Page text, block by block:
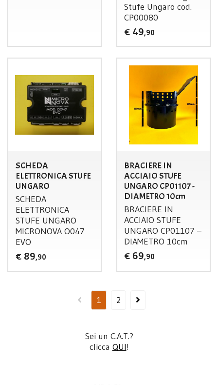
Stufe Ungaro cod.
CP00080
€ 49,90
SCHEDA
ELETTRONICA STUFE
UNGARO
SCHEDA
ELETTRONICA
STUFE UNGARO
MICRONOVAO047
EVO
€ 89,90
BRACIERE IN
ACCIAIO STUFE
UNGARO CP01107 -
DIAMETRO 10cm
BRACIERE IN
ACCIAIO STUFE
UNGARO CP01107 –
DIAMETRO 10cm
€ 69,90
1 2
Sei un C.A.T.?
clicca QUI!